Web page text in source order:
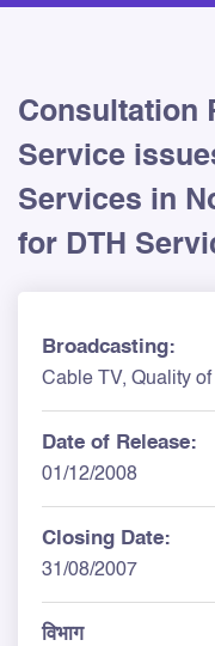
Consultation
Service
Services in
for DTH
Broadcasting:
Cable TV, Quality
Date of Release:
01/12/2008
Closing Date:
31/08/2007
विभाग